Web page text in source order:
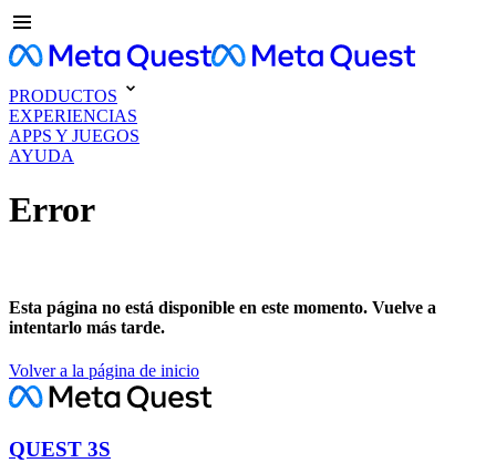
PRODUCTOS
EXPERIENCIAS
APPS Y JUEGOS
AYUDA
Error
Esta página no está disponible en este momento. Vuelve a
intentarlo más tarde.
Volver a la página de inicio
QUEST 3S